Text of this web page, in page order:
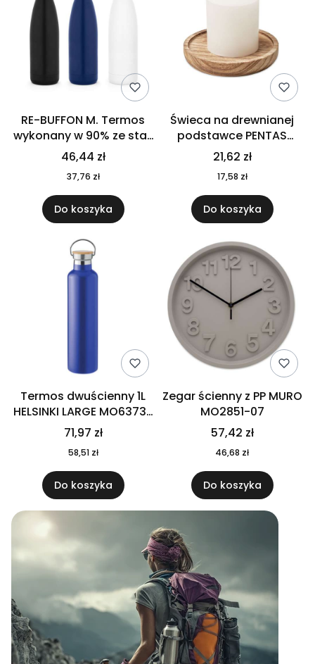
RE-BUFFON M. Termos
wykonany w 90% ze stali
nierdzewnej
pochodzącej z
recyklingu 520 ml 94294
46,44 zł
37,76 zł
Do koszyka
Świeca na drewnianej
podstawce PENTAS
MO6282-40
21,62 zł
17,58 zł
Do koszyka
Termos dwuścienny 1L
HELSINKI LARGE MO6373-
04
71,97 zł
58,51 zł
Do koszyka
Zegar ścienny z PP MURO
MO2851-07
57,42 zł
46,68 zł
Do koszyka